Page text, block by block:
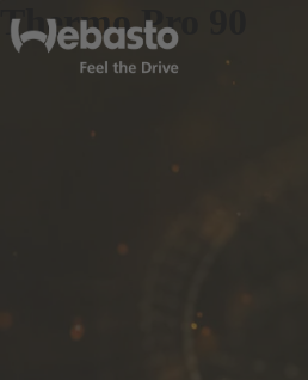
Thermo Pro 90